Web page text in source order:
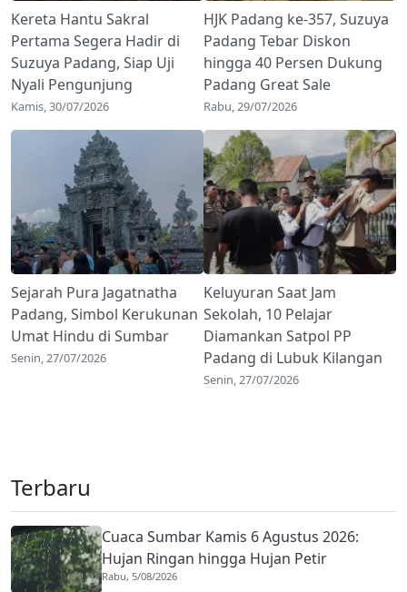
Kereta Hantu Sakral
Pertama Segera Hadir di
Suzuya Padang, Siap Uji
Nyali Pengunjung
Kamis, 30/07/2026
HJK Padang ke-357, Suzuya
Padang Tebar Diskon
hingga 40 Persen Dukung
Padang Great Sale
Rabu, 29/07/2026
Sejarah Pura Jagatnatha
Padang, Simbol Kerukunan
Umat Hindu di Sumbar
Senin, 27/07/2026
Keluyuran Saat Jam
Sekolah, 10 Pelajar
Diamankan Satpol PP
Padang di Lubuk Kilangan
Senin, 27/07/2026
Terbaru
Cuaca Sumbar Kamis 6 Agustus 2026:
Hujan Ringan hingga Hujan Petir
Berpotensi Terjadi
Rabu, 5/08/2026